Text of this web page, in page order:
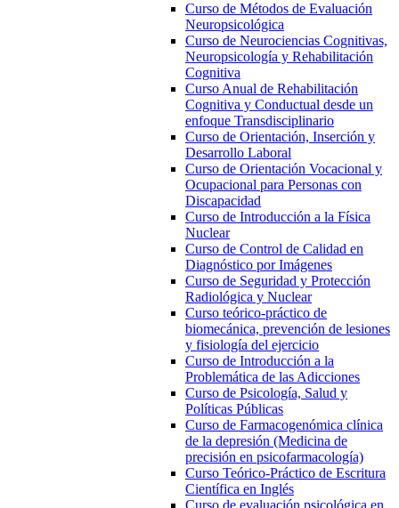
Curso de Métodos de Evaluación
Neuropsicológica
Curso de Neurociencias Cognitivas,
Neuropsicología y Rehabilitación
Cognitiva
Curso Anual de Rehabilitación
Cognitiva y Conductual desde un
enfoque Transdisciplinario
Curso de Orientación, Inserción y
Desarrollo Laboral
Curso de Orientación Vocacional y
Ocupacional para Personas con
Discapacidad
Curso de Introducción a la Física
Nuclear
Curso de Control de Calidad en
Diagnóstico por Imágenes
Curso de Seguridad y Protección
Radiológica y Nuclear
Curso teórico-práctico de
biomecánica, prevención de lesiones
y fisiología del ejercicio
Curso de Introducción a la
Problemática de las Adicciones
Curso de Psicología, Salud y
Políticas Públicas
Curso de Farmacogenómica clínica
de la depresión (Medicina de
precisión en psicofarmacología)
Curso Teórico-Práctico de Escritura
Científica en Inglés